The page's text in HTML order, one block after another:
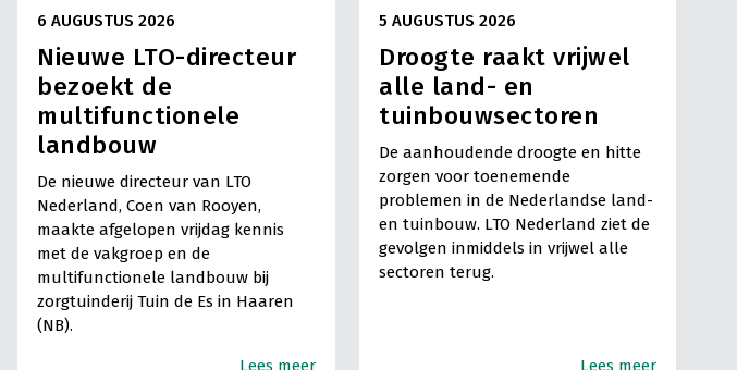
6 AUGUSTUS 2026
Nieuwe LTO-directeur
bezoekt de
multifunctionele
landbouw
De nieuwe directeur van LTO
Nederland, Coen van Rooyen,
maakte afgelopen vrijdag kennis
met de vakgroep en de
multifunctionele landbouw bij
zorgtuinderij Tuin de Es in Haaren
(NB).
Lees meer
5 AUGUSTUS 2026
Droogte raakt vrijwel
alle land- en
tuinbouwsectoren
De aanhoudende droogte en hitte
zorgen voor toenemende
problemen in de Nederlandse land-
en tuinbouw. LTO Nederland ziet de
gevolgen inmiddels in vrijwel alle
sectoren terug.
Lees meer